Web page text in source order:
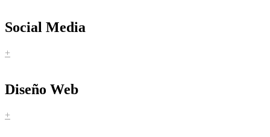
Social Media
+
Diseño Web
+